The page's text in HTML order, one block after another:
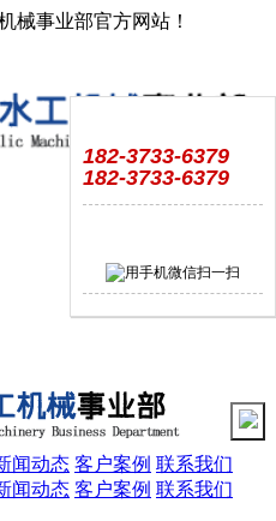
械事业部官方网站！
闻动态 客户案例 联系我们
闻动态 客户案例 联系我们
182-3733-6379
182-3733-6379